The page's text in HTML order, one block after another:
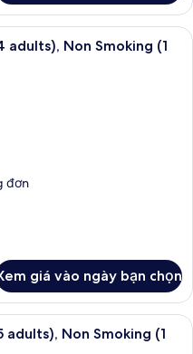
đồ giường cao cấp, chăn bông,
adults), Non Smoking (1
đơn
giá vào ngày bạn chọn
đồ giường cao cấp, chăn bông,
adults), Non Smoking (1